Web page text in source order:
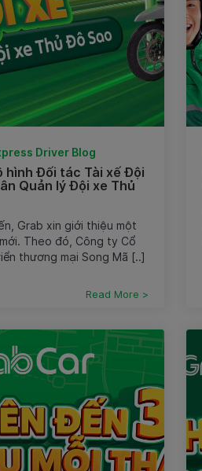
Driver Blog
hình Đối tác Tài xế Đội
Quản lý Đội xe Thủ
Grab xin giới thiệu một
Theo đó, Công ty Cổ
thương mại Song Mã [..]
Read More >